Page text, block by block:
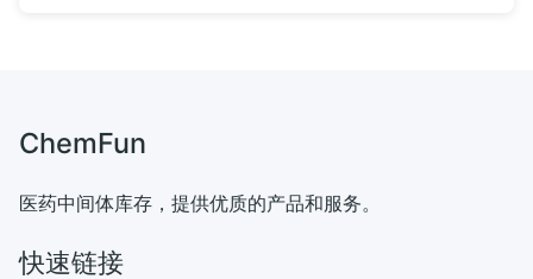
ChemFun
医药中间体库存，提供优质的产品和服务。
快速链接